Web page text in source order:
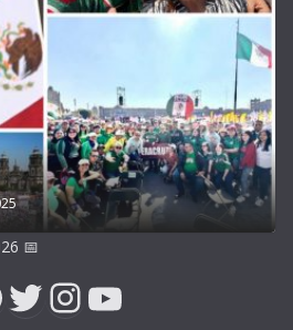
📅
Twitter
Instagram
YouTube